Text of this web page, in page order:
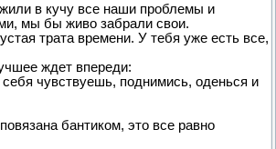
в кучу все наши проблемы и
мы бы живо забрали свои.
трата времени. У тебя уже есть все,
ждет впереди:
чувствуешь, поднимись, оденься и
бантиком, это все равно